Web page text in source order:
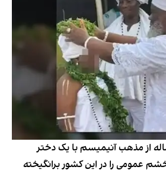
یک روحانی ۶۳ ساله از مذهب آنیمیسم با یک دختر
عمومی را در این کشور برانگیخته